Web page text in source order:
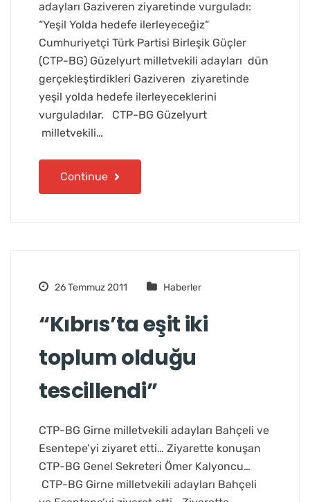
adayları Gaziveren ziyaretinde vurguladı:
“Yeşil Yolda hedefe ilerleyeceğiz“
Cumhuriyetçi Türk Partisi Birleşik Güçler
(CTP-BG) Güzelyurt milletvekili adayları dün
gerçekleştirdikleri Gaziveren ziyaretinde
yeşil yolda hedefe ilerleyeceklerini
vurguladılar. CTP-BG Güzelyurt
milletvekili…
Continue
26 Temmuz 2011 Haberler
“Kıbrıs’ta eşit iki
toplum olduğu
tescillendi”
CTP-BG Girne milletvekili adayları Bahçeli ve
Esentepe’yi ziyaret etti… Ziyarette konuşan
CTP-BG Genel Sekreteri Ömer Kalyoncu…
CTP-BG Girne milletvekili adayları Bahçeli